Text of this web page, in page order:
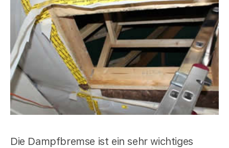
Die Dampfbremse ist ein sehr wichtiges